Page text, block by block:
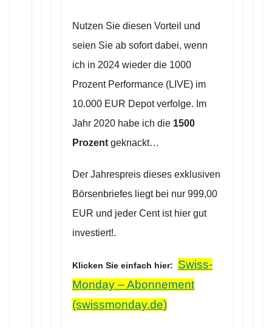
Nutzen Sie diesen Vorteil und
seien Sie ab sofort dabei, wenn
ich in 2024 wieder die 1000
Prozent Performance (LIVE) im
10.000 EUR Depot verfolge. Im
Jahr 2020 habe ich die 1500
Prozent geknackt…
Der Jahrespreis dieses exklusiven
Börsenbriefes liegt bei nur 999,00
EUR und jeder Cent ist hier gut
investiert!.
Klicken Sie einfach hier:
Swiss-
Monday – Abonnement
(swissmonday.de)